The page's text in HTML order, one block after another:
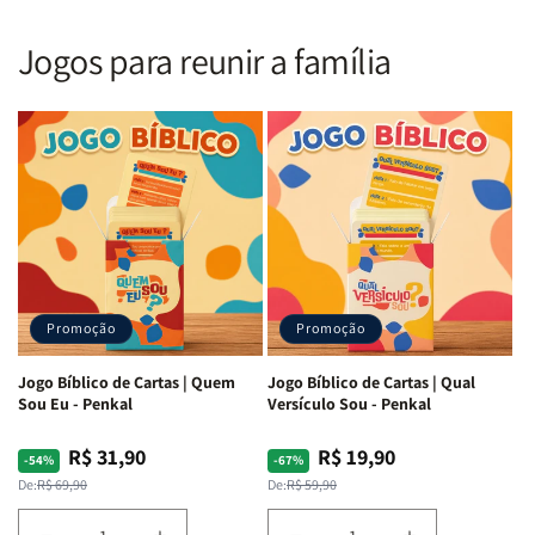
Almeida
Letra
Média
Full
Color
Brochura
Rei
Leão
Almeida
Letra
Média
&amp;
Full
Color
|
Brochura
|
Rei
Leão
PPM
|
|
Full
Color
Capa
Dura
Harpa
|
-
Cruz
Laranja
|
Full
Color
|
Capa
Dura
Harpa
|
-
Cruz
Laranja
Jogos para reunir a família
Promoção
Jogo Bíblico de Cartas | Quem
Sou Eu - Penkal
-54%
Preço
normal
De:R$ 69,90
Preço
promocional
R$ 31,90
Promoção
Jogo Bíblico de Cartas | Qual
Versículo Sou - Penkal
-67%
Preço
normal
De:R$ 59,90
Preço
promocional
R$ 19,90